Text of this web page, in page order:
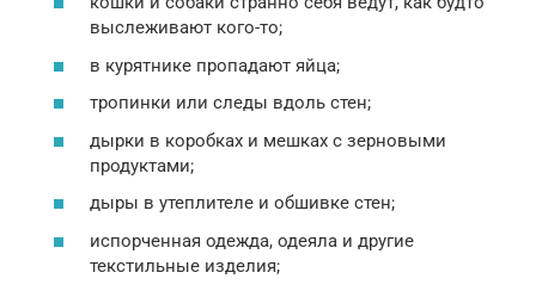
выслеживают кого-то;
в курятнике пропадают яйца;
тропинки или следы вдоль стен;
дырки в коробках и мешках с зерновыми
продуктами;
дыры в утеплителе и обшивке стен;
испорченная одежда, одеяла и другие
текстильные изделия;